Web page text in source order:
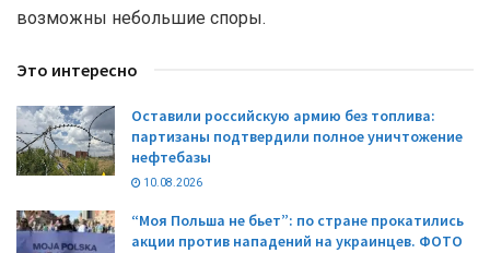
возможны небольшие споры.
Это интересно
Оставили российскую армию без топлива:
партизаны подтвердили полное уничтожение
нефтебазы
10.08.2026
“Моя Польша не бьет”: по стране прокатились
акции против нападений на украинцев. ФОТО